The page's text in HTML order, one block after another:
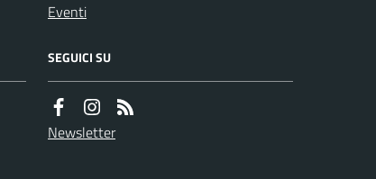
Eventi
SEGUICI SU
Newsletter